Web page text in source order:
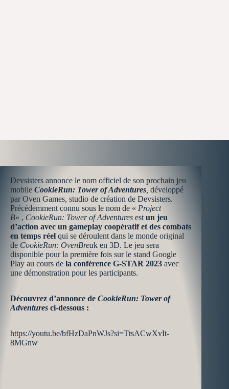
Devsisters annonce le nom officiel de son prochain jeu
mobile CookieRun: Tower of Adventures développé
par Oven Games, studio de création de Devsisters.
Précédemment connu sous le nom de « Project
B« , CookieRun: Tower of Adventures est un jeu
d’action avec un gameplay coopératif et des combats
en temps réel qui se déroulent dans le monde original
de CookieRun: OvenBreak en 3D. Le jeu sera
disponible pour la première fois sur le stand Google
Play au cours de la conférence G-STAR 2023 avec
une démonstration pour les participants.
Découvrez d’annonce de CookieRun: Tower of
Adventures ci-dessous :
https://youtu.be/bfHzDaPnWJs?si=TtsACwXvIt-
8MGnw